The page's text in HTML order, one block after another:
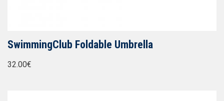
SwimmingClub Foldable Umbrella
32.00€